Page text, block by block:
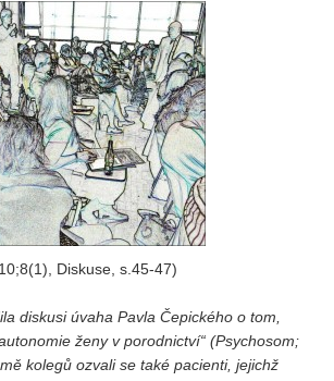
Vydání 1/ 2025
Vydání 3-4/ 2024
Vydání 1-2/ 2024
Vydání 3-4/ 2023
Vydání 1-2/ 2023
Vydání 1-2/ 2022
Vydání 3-4/ 2022
Vydání 1/ 2021
Vydání 3-4/ 2020
Diskuse, s.45-47)
diskusi úvaha Pavla Čepického o tom,
ženy v porodnictví“ (Psychosom;
kolegů ozvali se také pacienti, jejichž